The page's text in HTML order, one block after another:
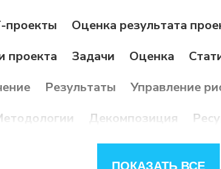
проекты Оценка результата
проекта
Задачи Оценка
Результаты Управление
Декомпозиция
ПОКАЗАТЬ ВСЕ